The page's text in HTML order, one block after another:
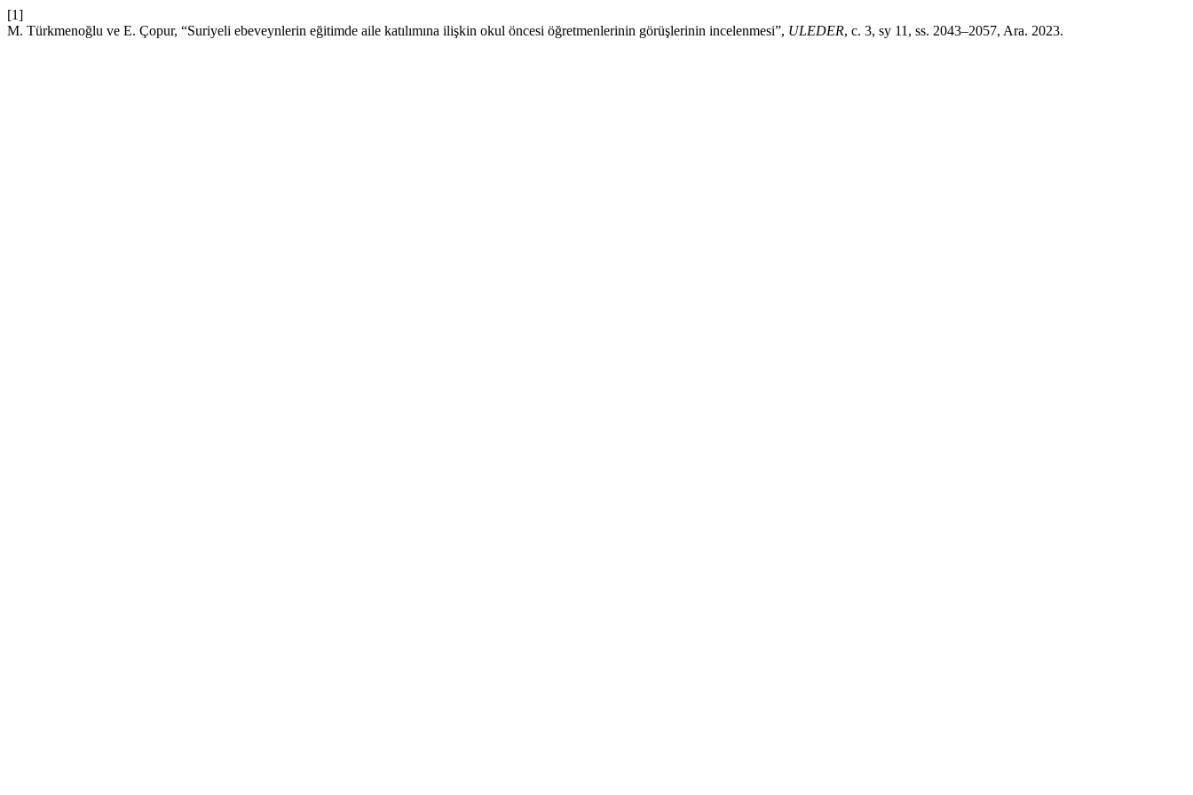
[1]
M. Türkmenoğlu ve E. Çopur, “Suriyeli ebeveynlerin eğitimde aile katılımına ilişkin okul öncesi öğretmenlerinin görüşlerinin incelenmesi”, ULEDER, c. 3, sy 11, ss. 2043–2057, Ara. 2023.